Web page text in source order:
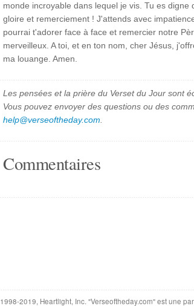
monde incroyable dans lequel je vis. Tu es digne
gloire et remerciement ! J'attends avec
pourrai t'adorer face à face et remercier notre
merveilleux. A toi, et en ton nom, cher Jésus,
ma louange. Amen.
Les pensées et la prière du Verset du Jour sont
Vous pouvez envoyer des questions ou des
help@verseoftheday.com
Commentaires
1998-2019, Heartlight, Inc. "Verseoftheday.com" est une